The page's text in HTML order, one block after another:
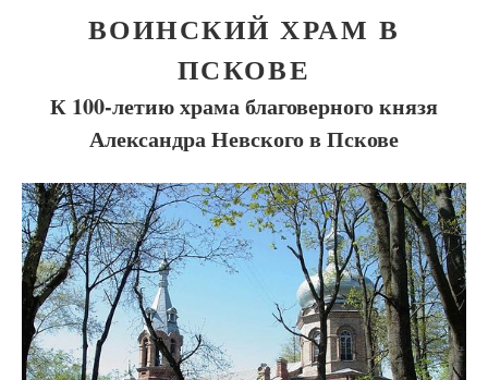
ВОИНСКИЙ ХРАМ В
ПСКОВЕ
К 100-летию храма благоверного князя
Александра Невского в Пскове